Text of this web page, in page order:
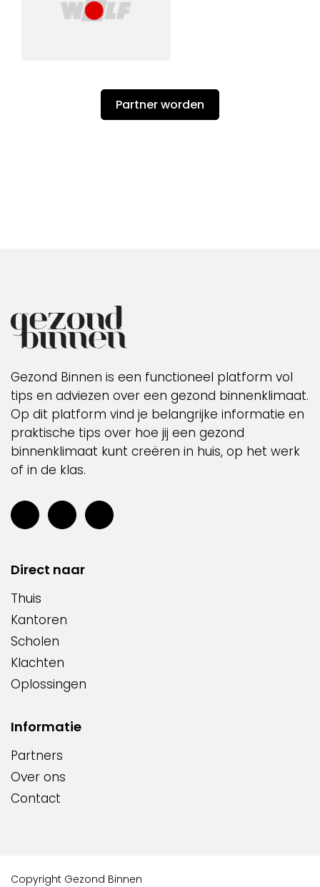
Partner worden
Gezond Binnen is een functioneel platform vol
tips en adviezen over een gezond binnenklimaat.
Op dit platform vind je belangrijke informatie en
praktische tips over hoe jij een gezond
binnenklimaat kunt creëren in huis, op het werk
of in de klas.
Direct naar
Thuis
Kantoren
Scholen
Klachten
Oplossingen
Informatie
Partners
Over ons
Contact
Copyright Gezond Binnen